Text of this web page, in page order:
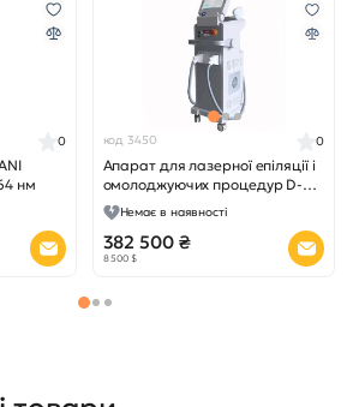
нм
0 код 3450
Апарат для лазерної епіляції і
омолоджуючих процедур D-
LAS 80
0
Немає в наявності
382 500 ₴
8 500 $